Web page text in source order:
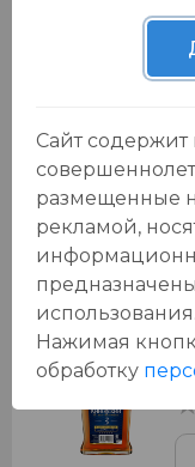
Сайт
размещенные
рекламой,
использования.
Нажимая
обработку